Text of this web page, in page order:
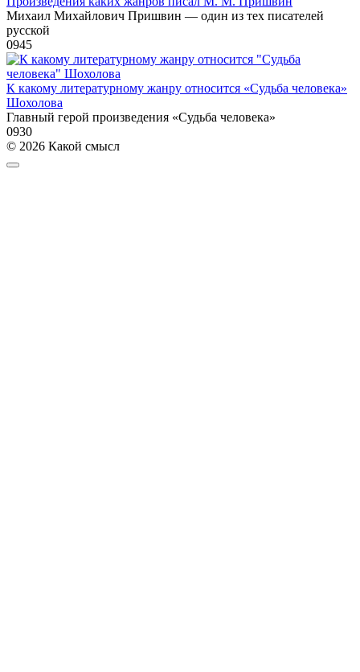
Михаил Михайлович Пришвин — один из тех писателей
русской
0945
К какому литературному жанру относится «Судьба человека»
Шохолова
Главный герой произведения «Судьба человека»
0930
© 2026 Какой смысл